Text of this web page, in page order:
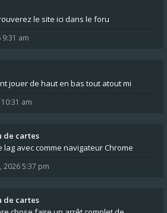
le site ici dans le foru
9:31 am
jouer de haut en bas tout atout mi
am
de cartes
lag avec comme navigateur Chrome
2026 5:37 pm
de cartes